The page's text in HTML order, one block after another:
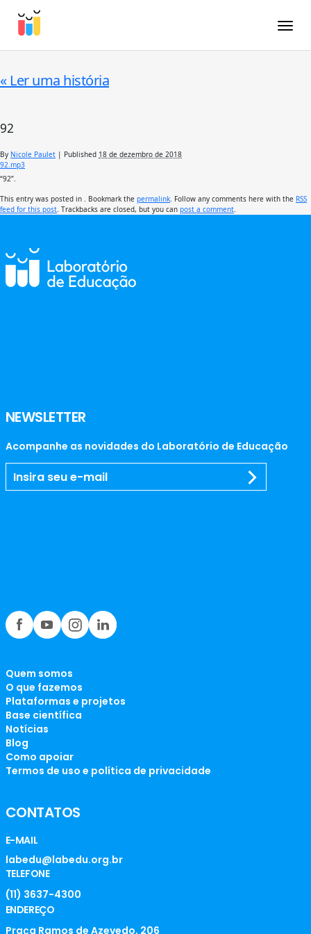
« Ler uma história
92
By Nicole Paulet | Published 18 de dezembro de 2018
92.mp3
“92”.
This entry was posted in . Bookmark the permalink . Follow any comments here with the RSS
feed for this post . Trackbacks are closed, but you can post a comment
NEWSLETTER
Acompanhe as novidades do Laboratório de Educação
Quem somos
O que fazemos
Plataformas e projetos
Base científica
Notícias
Blog
Como apoiar
Termos de uso e política de privacidade
CONTATOS
E-MAIL
labedu@labedu.org.br
TELEFONE
(11) 3637-4300
ENDEREÇO
Praça Ramos de Azevedo, 206